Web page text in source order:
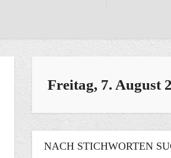
Freitag, 7. August
NACH STICHWORTEN